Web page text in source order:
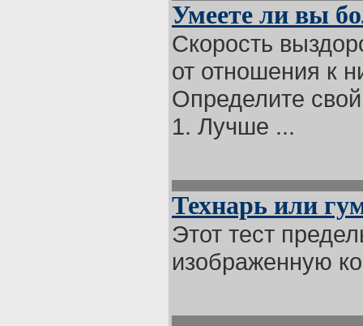
Умеете ли вы
Скорость
от отношения к
Определите
1. Лучше ...
Технарь или
Этот тест
изображенную